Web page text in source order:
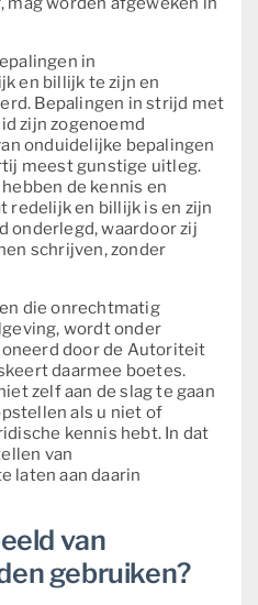
in
en billijk te zijn en
Bepalingen in strijd met
zijn zogenoemd
onduidelijke bepalingen
meest gunstige uitleg.
de kennis en
redelijk en billijk is en zijn
onderlegd, waardoor zij
schrijven, zonder
die onrechtmatig
wordt onder
door de Autoriteit
daarmee boetes.
zelf aan de slag te gaan
als u niet of
kennis hebt. In dat
van
laten aan daarin
van
gebruiken?